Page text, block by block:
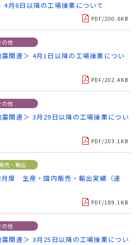
4月6日以降の工場操業について
PDF/200.6KB
の他
関連＞ 4月1日以降の工場操業につい
PDF/202.4KB
の他
関連＞ 3月29日以降の工場操業につい
PDF/203.1KB
売・輸出
度 生産・国内販売・輸出実績（速
PDF/189.1KB
の他
関連＞ 3月25日以降の工場操業につい